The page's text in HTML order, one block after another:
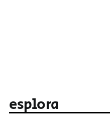
esplora